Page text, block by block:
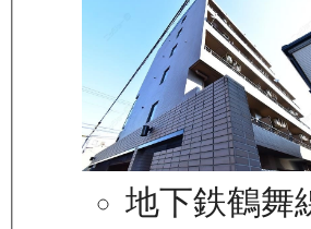
地下鉄鶴舞